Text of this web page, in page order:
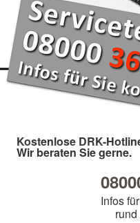
Kostenlose DRK-
Wir beraten Sie gerne.
Infos